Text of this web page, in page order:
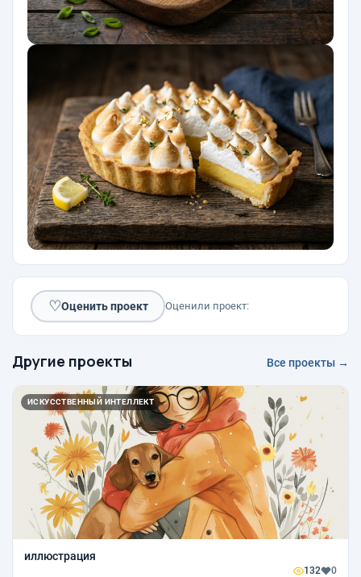
♡Оценить проект Оценили проект:
Другие проекты Все проекты →
ИСКУССТВЕННЫЙ ИНТЕЛЛЕКТ
иллюстрация
132 0